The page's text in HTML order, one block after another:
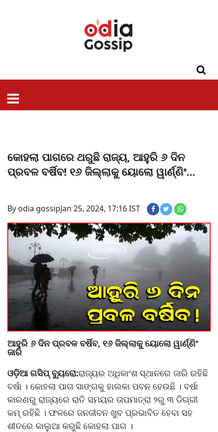
କୋହଲା ପାଗରେ ଥରୁଛି ରାଜ୍ୟ, ଆହୁରି ୬ ଦିନ
ପ୍ରବଳ ବର୍ଷିବ! ୧୬ ଜିଲ୍ଲାକୁ ୟୋଲୋ ୱାର୍ଣ୍ଣିଂ...
By odia gossipJan 25, 2024, 17:16 IST
ଆହୁରି ୬ ଦିନ ପ୍ରବଳ ବର୍ଷିବ, ୧୬ ଜିଲ୍ଲାକୁ ୟୋଲୋ ୱାର୍ଣ୍ଣିଂ
ଜାରି
ଓଡ଼ିଆ ଗସିପ୍ ବ୍ୟୁରୋ:ରାଜ୍ୟର ଅଧିକାଂଶ ସ୍ଥାନରେ ଜାରି ରହିଛି
ବର୍ଷା । କୋହଲା ପାଗ ସାଙ୍ଗକୁ ହାଲକା ପବନ ହେଉଛି । ବର୍ଷା
କାରଣରୁ ରାଜ୍ୟରେ ରାତି ସମୟର ତାପମାତ୍ରା ୨ରୁ ୩ ଡିଗ୍ରୀ
କମ୍ ରହିଛି । ଫଳରେ ଜନଜୀବନ ଖୁବ ପ୍ରଭାବିତ ହେବା ସହ
ଶୀତରେ କାଲୁଆ କରୁଛି କୋହଲା ପାଗ ।